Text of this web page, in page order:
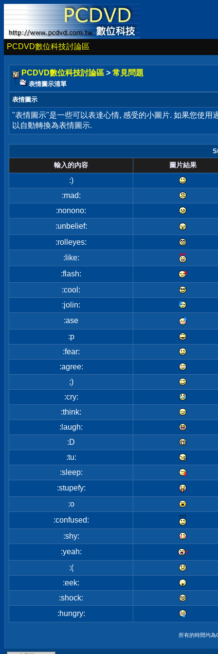
PCDVD數位科技討論區
PCDVD數位科技討論區 > 常見問題
表情圖示清單
表情圖示
"表情圖示"是一些可以表達心情, 感受的小圖片. 如果您使
以自動轉換為表情圖示.
輸入的內容 圖片結果
:)
:mad:
:nonono:
:unbelief:
:rolleyes:
:like:
:flash:
:cool:
:jolin:
:ase
:p
:fear:
:agree:
;)
:cry:
:think:
:laugh:
:D
:tu:
:sleep:
:stupefy:
:o
:confused:
:shy:
:yeah:
:(
:eek:
:shock:
:hungry:
所有的時間均為